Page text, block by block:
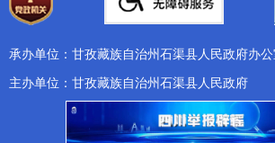
承办单位：甘孜藏族自治州石渠县人民政府办公
主办单位：甘孜藏族自治州石渠县人民政府